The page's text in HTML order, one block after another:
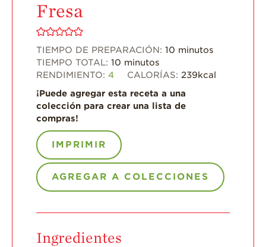
Platillo Principal
Recetas Festivas
Videos de Recetas
Agricultores de
Fresa
Historias de
Agrícolas
Fresa
TIEMPO DE PREPARACIÓN: 10 minutos
TIEMPO TOTAL: 10 minutos
RENDIMIENTO: 4 CALORÍAS: 239kcal
¡Puede agregar esta receta a una
colección para crear una lista de
compras!
IMPRIMIR
AGREGAR A COLECCIONES
Ingredientes